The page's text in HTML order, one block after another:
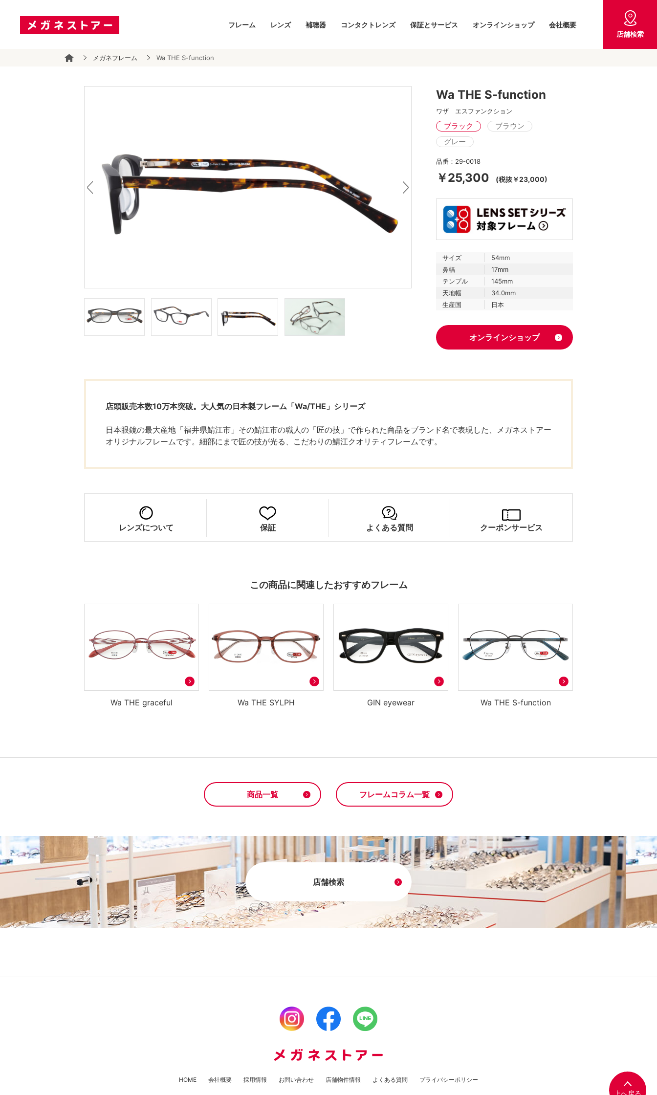
フレーム レンズ 補聴器 コンタクトレンズ 保証とサービス オンラインショップ
会社概要
店舗検索
メガネフレーム Wa THE S-function
Wa THE S-function
ワザ エスファンクション
ブラック
ブラウン
グレー
品番：29-0018
￥25,300 (税抜￥23,000)
サイズ
54mm
鼻幅
17mm
テンプル
145mm
天地幅
34.0mm
生産国
日本
オンラインショップ
店頭販売本数10万本突破。大人気の日本製フレーム「Wa/THE」シリーズ
日本眼鏡の最大産地「福井県鯖江市」その鯖江市の職人の「匠の技」で作られた商品をブランド名で表現した、メガネストアー
オリジナルフレームです。細部にまで匠の技が光る、こだわりの鯖江クオリティフレームです。
レンズについて 保証 よくある質問 クーポンサービス
この商品に関連したおすすめフレーム
Wa THE graceful Wa THE SYLPH GIN eyewear Wa THE S-function
商品一覧 フレームコラム一覧
店舗検索
上へ戻る
HOME 会社概要 採用情報 お問い合わせ 店舗物件情報 よくある質問 プライバシーポリシー